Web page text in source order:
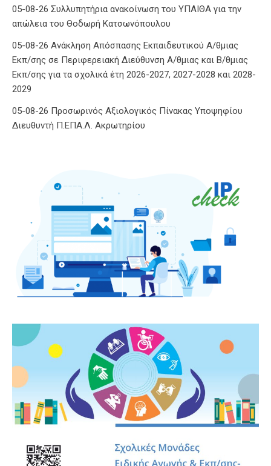
05-08-26 Συλλυπητήρια ανακοίνωση του ΥΠΑΙΘΑ για την
απώλεια του Θοδωρή Κατσωνόπουλου
05-08-26 Ανάκληση Απόσπασης Εκπαιδευτικού Α/θμιας
Εκπ/σης σε Περιφερειακή Διεύθυνση Α/θμιας και Β/θμιας
Εκπ/σης για τα σχολικά έτη 2026-2027, 2027-2028 και 2028-
2029
05-08-26 Προσωρινός Αξιολογικός Πίνακας Υποψηφίου
Διευθυντή Π.ΕΠΑ.Λ. Ακρωτηρίου